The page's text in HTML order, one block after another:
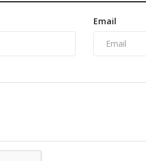
Email